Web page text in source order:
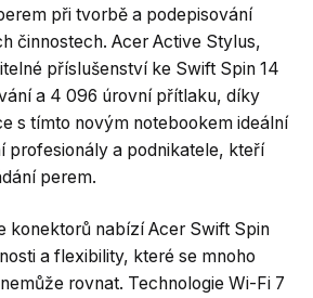
při tvorbě a podepisování
činnostech. Acer Active Stylus,
příslušenství ke Swift Spin 14
a 4 096 úrovní přítlaku, díky
s tímto novým notebookem ideální
profesionály a podnikatele, kteří
perem.
konektorů nabízí Acer Swift Spin
a flexibility, které se mnoho
rovnat. Technologie Wi-Fi 7